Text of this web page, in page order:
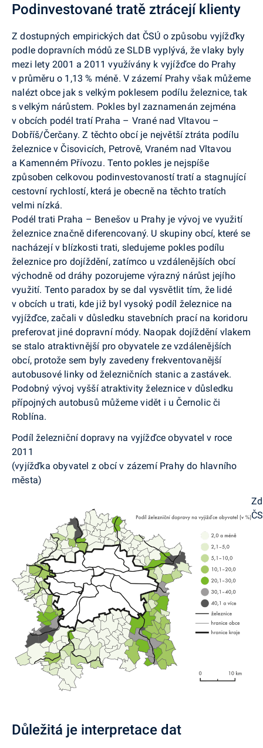
Podinvestované tratě ztrácejí klienty
Z dostupných empirických dat ČSÚ o způsobu vyjížďky
podle dopravních módů ze SLDB vyplývá, že vlaky byly
mezi lety 2001 a 2011 využívány k vyjížďce do Prahy
v průměru o 1,13 % méně. V zázemí Prahy však můžeme
nalézt obce jak s velkým poklesem podílu železnice, tak
s velkým nárůstem. Pokles byl zaznamenán zejména
v obcích podél tratí Praha – Vrané nad Vltavou –
Dobříš/Čerčany. Z těchto obcí je největší ztráta podílu
železnice v Čisovicích, Petrově, Vraném nad Vltavou
a Kamenném Přívozu. Tento pokles je nejspíše
způsoben celkovou podinvestovaností tratí a stagnující
cestovní rychlostí, která je obecně na těchto tratích
velmi nízká.
Podél trati Praha – Benešov u Prahy je vývoj ve využití
železnice značně diferencovaný. U skupiny obcí, které se
nacházejí v blízkosti trati, sledujeme pokles podílu
železnice pro dojíždění, zatímco u vzdálenějších obcí
východně od dráhy pozorujeme výrazný nárůst jejího
využití. Tento paradox by se dal vysvětlit tím, že lidé
v obcích u trati, kde již byl vysoký podíl železnice na
vyjížďce, začali v důsledku stavebních prací na koridoru
preferovat jiné dopravní módy. Naopak dojíždění vlakem
se stalo atraktivnější pro obyvatele ze vzdálenějších
obcí, protože sem byly zavedeny frekventovanější
autobusové linky od železničních stanic a zastávek.
Podobný vývoj vyšší atraktivity železnice v důsledku
přípojných autobusů můžeme vidět i u Černolic či
Roblína.
Podíl železniční dopravy na vyjížďce obyvatel v roce
2011
(vyjížďka obyvatel z obcí v zázemí Prahy do hlavního
města)
Důležitá je interpretace dat